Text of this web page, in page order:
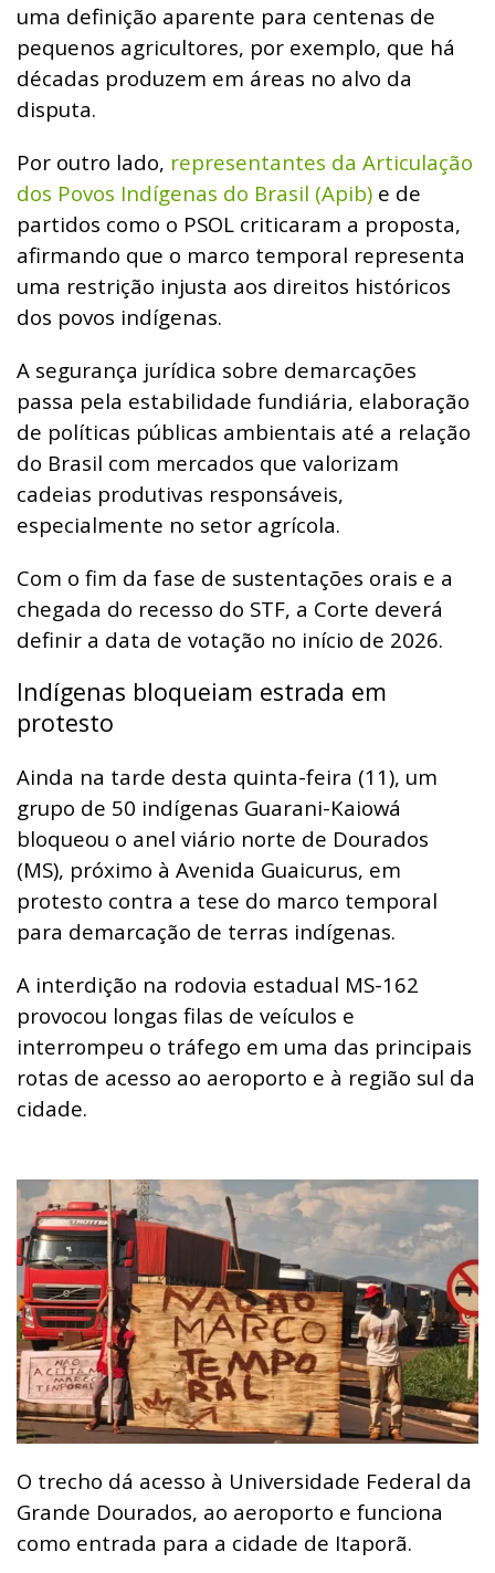
uma definição aparente para centenas de
pequenos agricultores, por exemplo, que há
décadas produzem em áreas no alvo da
disputa.
Por outro lado, representantes da Articulação
dos Povos Indígenas do Brasil (Apib) e de
partidos como o PSOL criticaram a proposta,
afirmando que o marco temporal representa
uma restrição injusta aos direitos históricos
dos povos indígenas.
A segurança jurídica sobre demarcações
passa pela estabilidade fundiária, elaboração
de políticas públicas ambientais até a relação
do Brasil com mercados que valorizam
cadeias produtivas responsáveis,
especialmente no setor agrícola.
Com o fim da fase de sustentações orais e a
chegada do recesso do STF, a Corte deverá
definir a data de votação no início de 2026.
Indígenas bloqueiam estrada em
protesto
Ainda na tarde desta quinta-feira (11), um
grupo de 50 indígenas Guarani-Kaiowá
bloqueou o anel viário norte de Dourados
(MS), próximo à Avenida Guaicurus, em
protesto contra a tese do marco temporal
para demarcação de terras indígenas.
A interdição na rodovia estadual MS-162
provocou longas filas de veículos e
interrompeu o tráfego em uma das principais
rotas de acesso ao aeroporto e à região sul da
cidade.
O trecho dá acesso à Universidade Federal da
Grande Dourados, ao aeroporto e funciona
como entrada para a cidade de Itaporã.